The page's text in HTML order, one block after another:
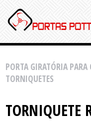
PORTA GIRATÓRIA PARA
TORNIQUETES
TORNIQUETE